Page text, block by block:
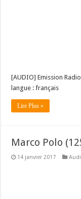
[AUDIO] Emission
langue : français
Lire Plus »
Marco Polo
14 janvier 2017